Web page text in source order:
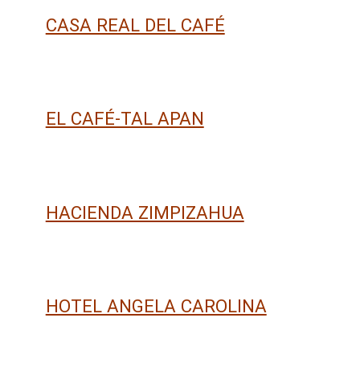
CASA REAL DEL CAFÉ
EL CAFÉ-TAL APAN
HACIENDA ZIMPIZAHUA
HOTEL ANGELA CAROLINA